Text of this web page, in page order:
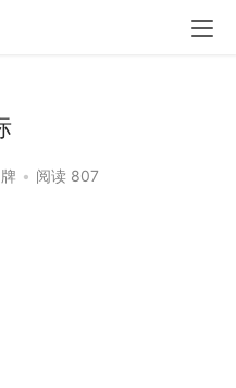
• 阅读 807